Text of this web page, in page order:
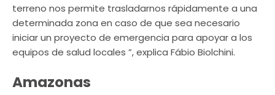
terreno nos permite trasladarnos rápidamente a una
determinada zona en caso de que sea necesario
iniciar un proyecto de emergencia para apoyar a los
equipos de salud locales ”, explica Fábio Biolchini.
Amazonas